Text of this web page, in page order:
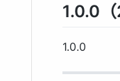
1.0.0
1.0.0